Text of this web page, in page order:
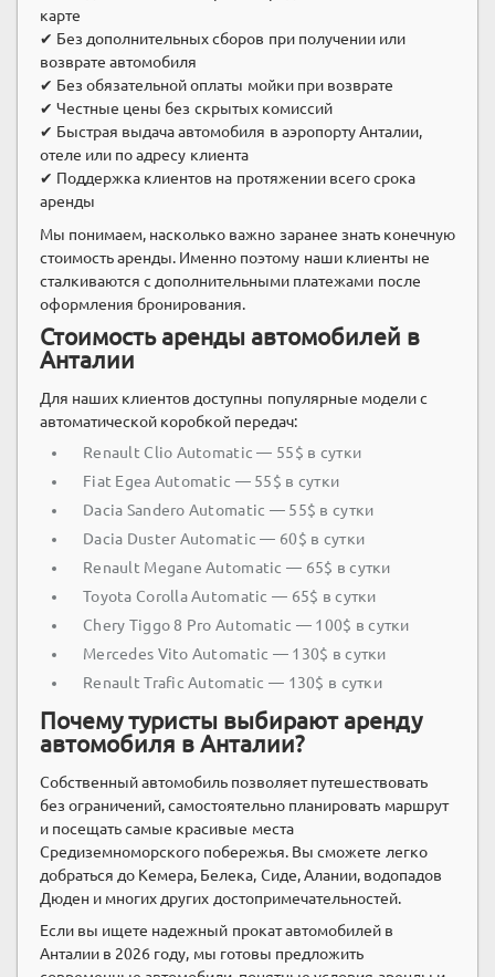
карте
✔ Без дополнительных сборов при получении или
возврате автомобиля
✔ Без обязательной оплаты мойки при возврате
✔ Честные цены без скрытых комиссий
✔ Быстрая выдача автомобиля в аэропорту Анталии,
отеле или по адресу клиента
✔ Поддержка клиентов на протяжении всего срока
аренды
Мы понимаем, насколько важно заранее знать конечную
стоимость аренды. Именно поэтому наши клиенты не
сталкиваются с дополнительными платежами после
оформления бронирования.
Стоимость аренды автомобилей в
Анталии
Для наших клиентов доступны популярные модели с
автоматической коробкой передач:
Renault Clio Automatic — 55$ в сутки
Fiat Egea Automatic — 55$ в сутки
Dacia Sandero Automatic — 55$ в сутки
Dacia Duster Automatic — 60$ в сутки
Renault Megane Automatic — 65$ в сутки
Toyota Corolla Automatic — 65$ в сутки
Chery Tiggo 8 Pro Automatic — 100$ в сутки
Mercedes Vito Automatic — 130$ в сутки
Renault Trafic Automatic — 130$ в сутки
Почему туристы выбирают аренду
автомобиля в Анталии?
Собственный автомобиль позволяет путешествовать
без ограничений, самостоятельно планировать маршрут
и посещать самые красивые места
Средиземноморского побережья. Вы сможете легко
добраться до Кемера, Белека, Сиде, Алании, водопадов
Дюден и многих других достопримечательностей.
Если вы ищете надежный прокат автомобилей в
Анталии в 2026 году, мы готовы предложить